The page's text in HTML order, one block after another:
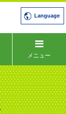
Language
メニュー